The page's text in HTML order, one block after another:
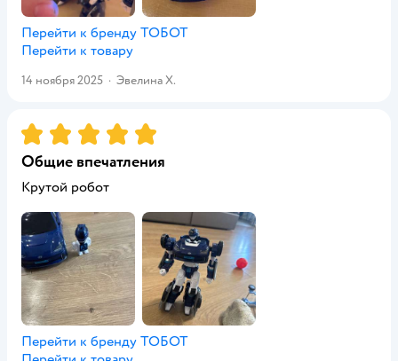
Перейти к бренду ТОБОТ
Перейти к товару
14 ноября 2025 · Эвелина Х.
Рейтинг:5
Общие впечатления
Крутой робот
Перейти к бренду ТОБОТ